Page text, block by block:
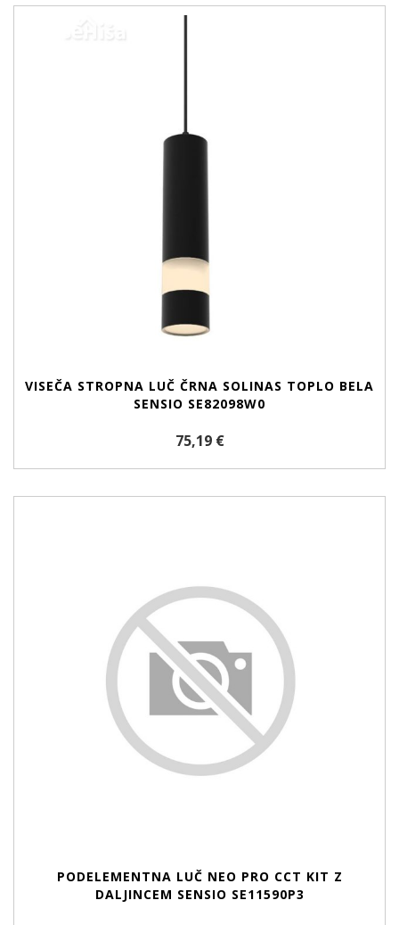
VISEČA STROPNA LUČ ČRNA SOLINAS TOPLO BELA
SENSIO SE82098W0
75,19 €
PODELEMENTNA LUČ NEO PRO CCT KIT Z
DALJINCEM SENSIO SE11590P3